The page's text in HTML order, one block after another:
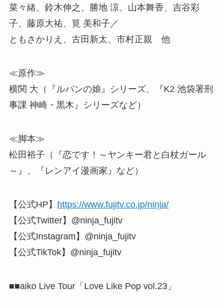
菜々緒、鈴木伸之、勝地 涼、山本舞香、吉谷彩
子、藤原大祐、筧 美和子／
ともさかりえ、古田新太、市村正親 他
≪原作≫
横関 大（『ルパンの娘』シリーズ、『K2 池袋署刑
事課 神崎・黒木』シリーズなど）
≪脚本≫
松田裕子（『恋です！～ヤンキー君と白杖ガール
～』、『レンアイ漫画家』など）
【公式HP】 https://www.fujitv.co.jp/ninja/
【公式Twitter】@ninja_fujitv
【公式Instagram】@ninja_fujitv
【公式TikTok】@ninja_fujitv
■■aiko Live Tour「Love Like Pop vol.23」